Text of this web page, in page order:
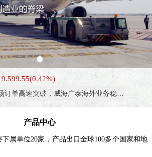
9.599.55(0.42%)
喜报！威海广泰ESG评级荣获AAA级 可持续发展实力获权威…
中国共产党成立105周年！
亚太市场订单高速突破，威海广泰海外业务稳步进阶
抢抓能源转型风口，电动化驱动威海广泰欧洲业务腾飞
产品中心
属单位20家，产品出口全球100多个国家和地